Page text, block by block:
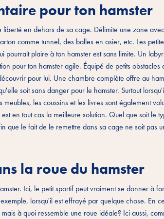
pour ton hamster
en dehors de sa cage. Délimite une zone
comme tunnel, des balles en osier, etc. Les
plaire à ton hamster est sans limite. Un
pour ton hamster agile. Équipé de petits obstacles
pour lui. Une chambre complète offre au
soit sans danger pour le hamster. Surtout
les coussins et les livres sont également
en tout cas la meilleure solution. Quel que soit le
que le fait de le remettre dans sa cage ne soit pas
la roue du hamster
Ici, le petit sportif peut vraiment se donner à
lorsqu'il est effrayé par quelque chose. En
à quoi ressemble une roue idéale? Ici aussi,